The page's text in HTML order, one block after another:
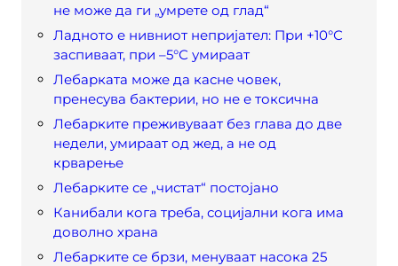
не може да ги „умрете од глад“
Ладното е нивниот непријател: При +10°С
заспиваат, при –5°С умираат
Лебарката може да касне човек,
пренесува бактерии, но не е токсична
Лебарките преживуваат без глава до две
недели, умираат од жед, а не од
крварење
Лебарките се „чистат“ постојано
Канибали кога треба, социјални кога има
доволно храна
Лебарките се брзи, менуваат насока 25